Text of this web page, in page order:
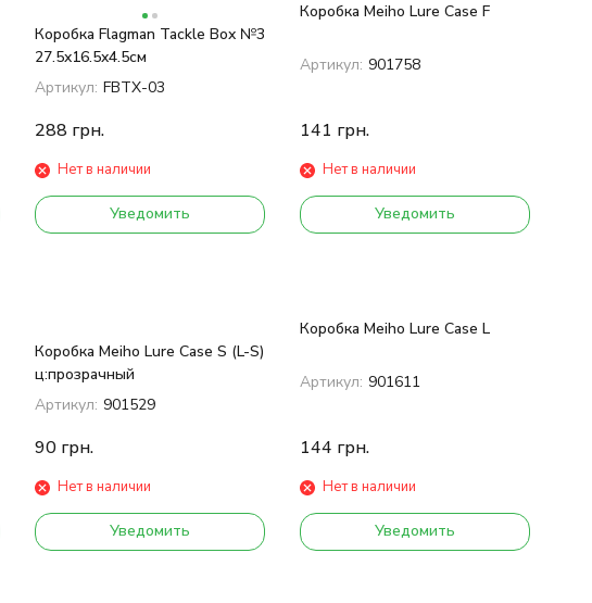
Коробка Flagman Tackle Box №3
27.5x16.5x4.5см
Артикул: FBTX-03
288 грн.
Нет в наличии
Уведомить
Коробка Meiho Lure Case F
Артикул: 901758
141 грн.
Нет в наличии
Уведомить
Коробка Meiho Lure Case S (L-S)
ц:прозрачный
Артикул: 901529
90 грн.
Нет в наличии
Уведомить
Коробка Meiho Lure Case L
Артикул: 901611
144 грн.
Нет в наличии
Уведомить